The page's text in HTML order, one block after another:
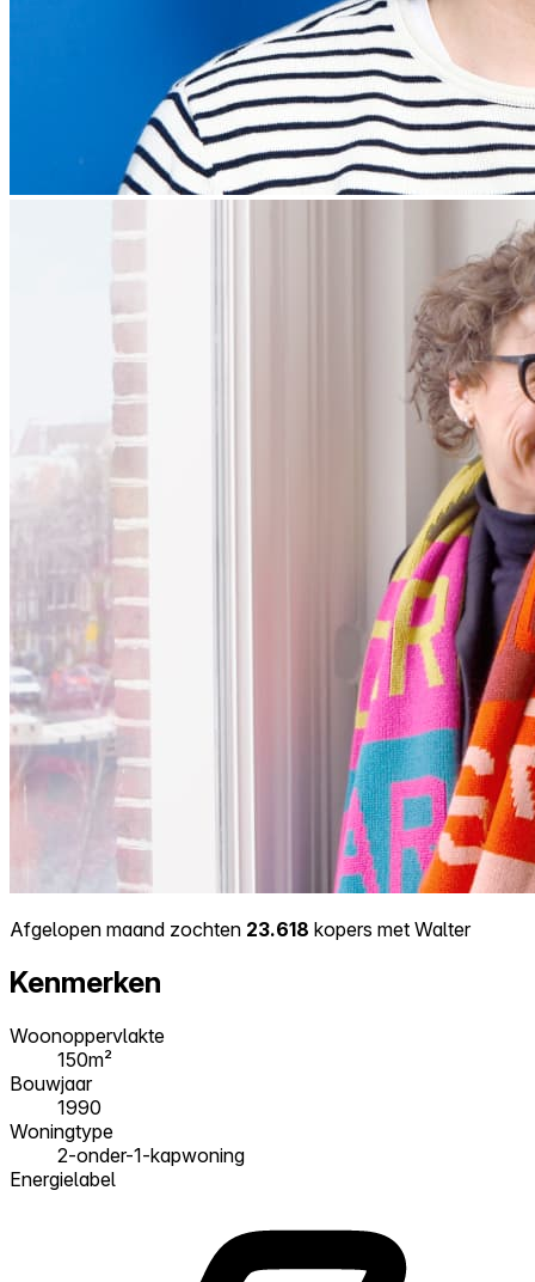
Afgelopen maand zochten 23.618 kopers met Walter
Kenmerken
Woonoppervlakte
150m²
Bouwjaar
1990
Woningtype
2-onder-1-kapwoning
Energielabel